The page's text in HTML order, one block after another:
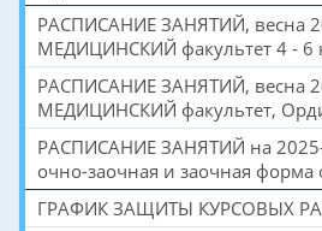
РАСПИСАНИЕ ЗАНЯТИЙ, весна
МЕДИЦИНСКИЙ факультет 4 - 6
РАСПИСАНИЕ ЗАНЯТИЙ, весна
МЕДИЦИНСКИЙ факультет,
РАСПИСАНИЕ ЗАНЯТИЙ на
очно-заочная и заочная форма
ГРАФИК ЗАЩИТЫ КУРСОВЫХ